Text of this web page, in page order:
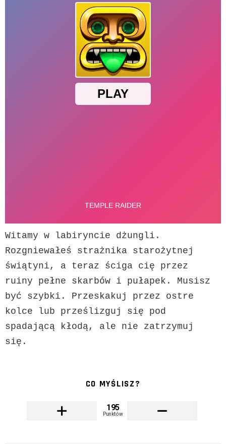
Witamy w labiryncie dżungli.
Rozgniewałeś strażnika starożytnej
świątyni, a teraz ściga cię przez
ruiny pełne skarbów i pułapek. Musisz
być szybki. Przeskakuj przez ostre
kolce lub prześlizguj się pod
spadającą kłodą, ale nie zatrzymuj
się.
CO MYŚLISZ?
195
Punktów